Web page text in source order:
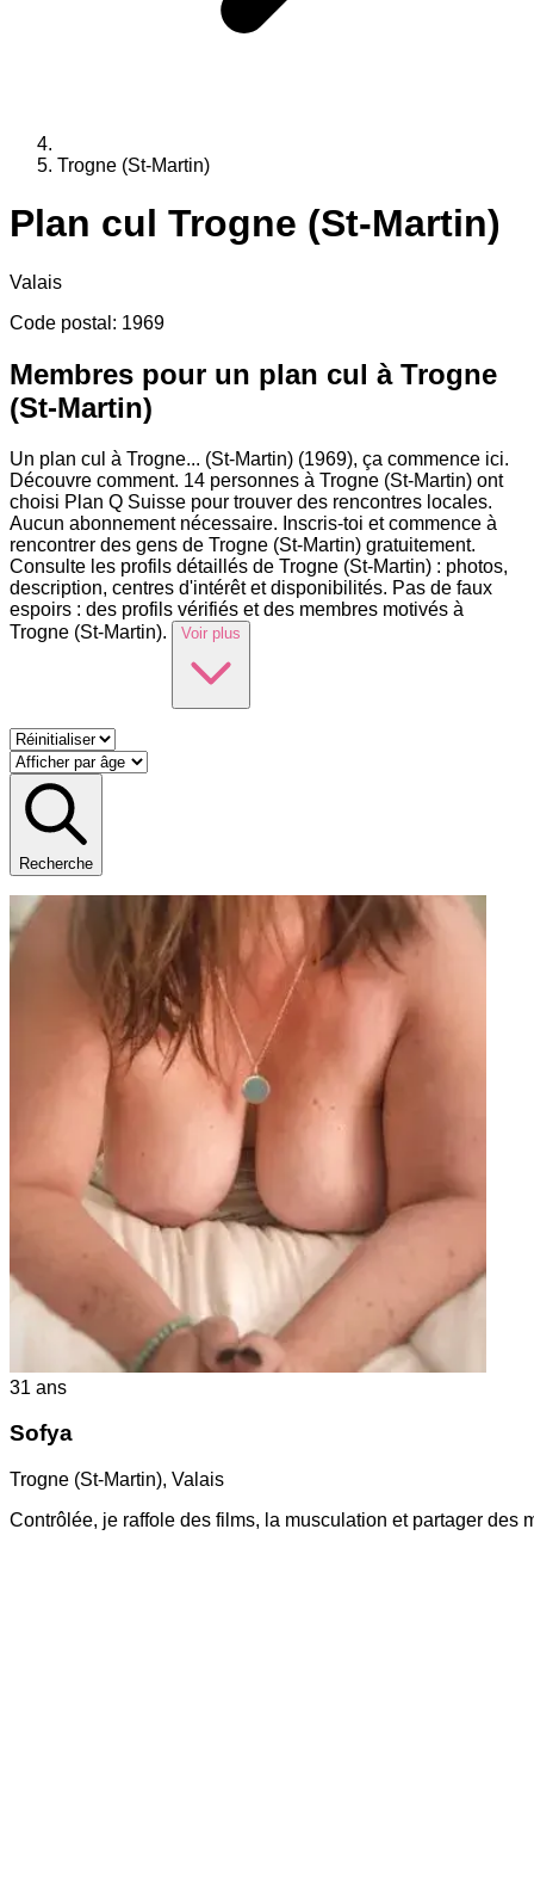
Trogne (St-Martin)
Plan cul Trogne (St-Martin)
Valais
Code postal : 1969
Membres pour un plan cul à Trogne
(St-Martin)
Un plan cul à Trogne... (St-Martin) (1969), ça commence ici.
Découvre comment. 14 personnes à Trogne (St-Martin) ont
choisi Plan Q Suisse pour trouver des rencontres locales.
Aucun abonnement nécessaire. Inscris-toi et commence à
rencontrer des gens de Trogne (St-Martin) gratuitement.
Consulte les profils détaillés de Trogne (St-Martin) : photos,
description, centres d'intérêt et disponibilités. Pas de faux
espoirs : des profils vérifiés et des membres motivés à
Trogne (St-Martin).
Voir plus
Recherche
31 ans
Sofya
Trogne (St-Martin), Valais
Contrôlée, je raffole des films, la musculation et partager des